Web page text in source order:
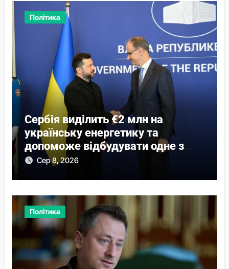
Політика
Сербія виділить €2 млн на
українську енергетику та
допоможе відбудувати одне з
містСер 8, 2026
Політика